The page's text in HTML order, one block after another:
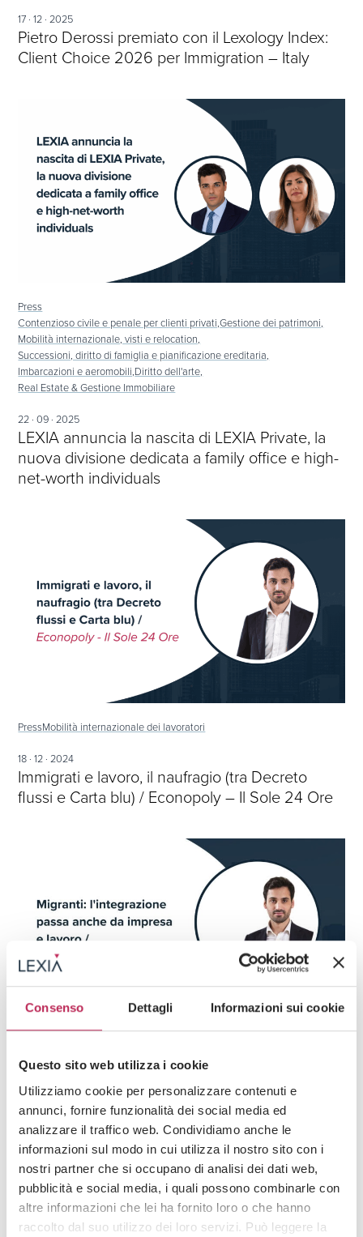
Consenso Dettagli Informazioni sui cookie
Questo sito web utilizza i cookie
Utilizziamo cookie per personalizzare contenuti e
annunci, fornire funzionalità dei social media ed
analizzare il traffico web. Condividiamo anche le
informazioni sul modo in cui utilizza il nostro sito con i
nostri partner che si occupano di analisi dei dati web,
pubblicità e social media, i quali possono combinarle con
altre informazioni che lei ha fornito loro o che hanno
raccolto dal suo utilizzo dei loro servizi. Può leggere la
17 · 12 · 2025
Pietro Derossi premiato con il Lexology Index:
Client Choice 2026 per Immigration – Italy
Press
Contenzioso civile e penale per clienti privati,Gestione dei patrimoni,
Mobilità internazionale, visti e relocation,
Successioni, diritto di famiglia e pianificazione ereditaria,
Imbarcazioni e aeromobili,Diritto dell'arte,
Real Estate & Gestione Immobiliare
22 · 09 · 2025
LEXIA annuncia la nascita di LEXIA Private, la
nuova divisione dedicata a family office e high-
net-worth individuals
PressMobilità internazionale dei lavoratori
18 · 12 · 2024
Immigrati e lavoro, il naufragio (tra Decreto
flussi e Carta blu) / Econopoly – Il Sole 24 Ore
Migranti: l’integrazione passa anche da impresa
e lavoro / Avvenire